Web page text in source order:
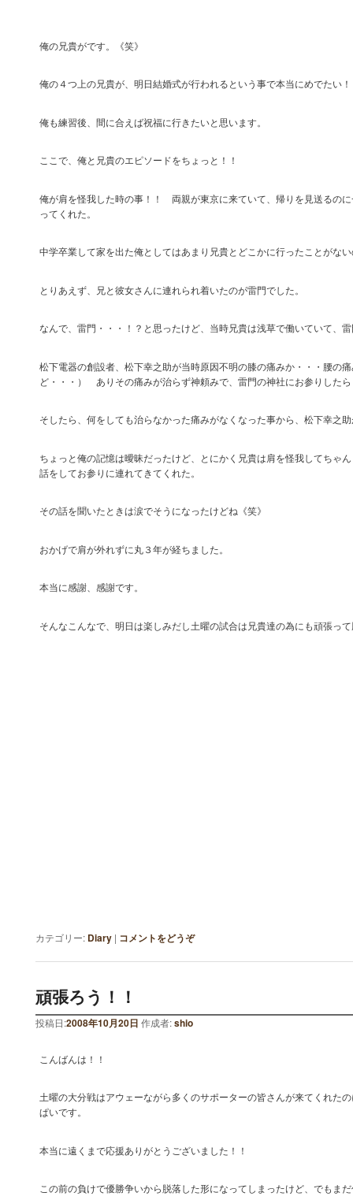
俺の兄貴がです。《笑》
俺の４つ上の兄貴が、明日結婚式が行われるという事で本当にめでたい
俺も練習後、間に合えば祝福に行きたいと思います。
ここで、俺と兄貴のエピソードをちょっと！！
俺が肩を怪我した時の事！！ 両親が東京に来ていて、帰りを見送るの
ってくれた。
中学卒業して家を出た俺としてはあまり兄貴とどこかに行ったことがな
とりあえず、兄と彼女さんに連れられ着いたのが雷門でした。
なんで、雷門・・・！？と思ったけど、当時兄貴は浅草で働いていて、
松下電器の創設者、松下幸之助が当時原因不明の膝の痛みか・・・腰の
ど・・・） ありその痛みが治らず神頼みで、雷門の神社にお参りした
そしたら、何をしても治らなかった痛みがなくなった事から、松下幸之
ちょっと俺の記憶は曖昧だったけど、とにかく兄貴は肩を怪我してちゃ
話をしてお参りに連れてきてくれた。
その話を聞いたときは涙でそうになったけどね《笑》
おかげで肩が外れずに丸３年が経ちました。
本当に感謝、感謝です。
そんなこんなで、明日は楽しみだし土曜の試合は兄貴達の為にも頑張っ
カテゴリー: Diary | コメントをどうぞ
頑張ろう！！
投稿日:2008年10月20日 作成者:shio
こんばんは！！
土曜の大分戦はアウェーながら多くのサポーターの皆さんが来てくれた
ぱいです。
本当に遠くまで応援ありがとうございました！！
この前の負けで優勝争いから脱落した形になってしまったけど、でもま